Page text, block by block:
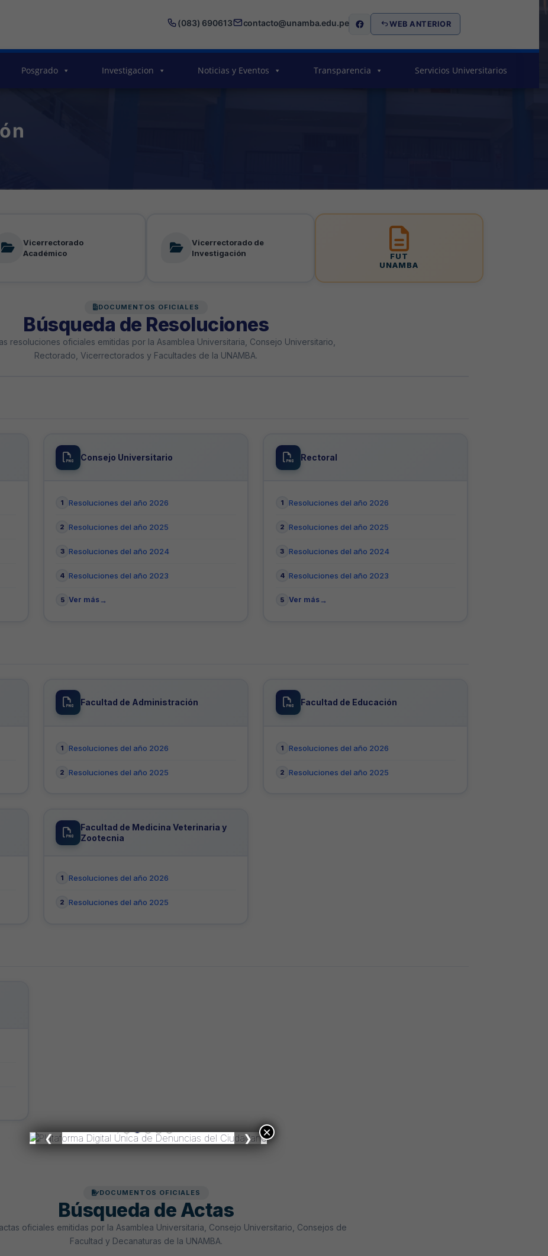
(083) 690613 contacto@unamba.edu.pe WEB ANTERIOR
Posgrado Investigacion Noticias y Eventos Transparencia Servicios Universitarios
Vicerrectorado
Académico
Vicerrectorado de
Investigación
FUT
UNAMBA
DOCUMENTOS OFICIALES
Búsqueda de Resoluciones
resoluciones oficiales emitidas por la Asamblea Universitaria, Consejo Universitario,
Rectorado, Vicerrectorados y Facultades de la UNAMBA.
Consejo Universitario
Resoluciones del año 2026
Resoluciones del año 2025
Resoluciones del año 2024
Resoluciones del año 2023
Ver más
Rectoral
Resoluciones del año 2026
Resoluciones del año 2025
Resoluciones del año 2024
Resoluciones del año 2023
Ver más
Facultad de Administración
Resoluciones del año 2026
Resoluciones del año 2025
Facultad de Educación
Resoluciones del año 2026
Resoluciones del año 2025
Facultad de Medicina Veterinaria y
Zootecnia
Resoluciones del año 2026
Resoluciones del año 2025
DOCUMENTOS OFICIALES
Búsqueda de Actas
oficiales emitidas por la Asamblea Universitaria, Consejo Universitario, Consejos de
Facultad y Decanaturas de la UNAMBA.
❮ ❯ ×